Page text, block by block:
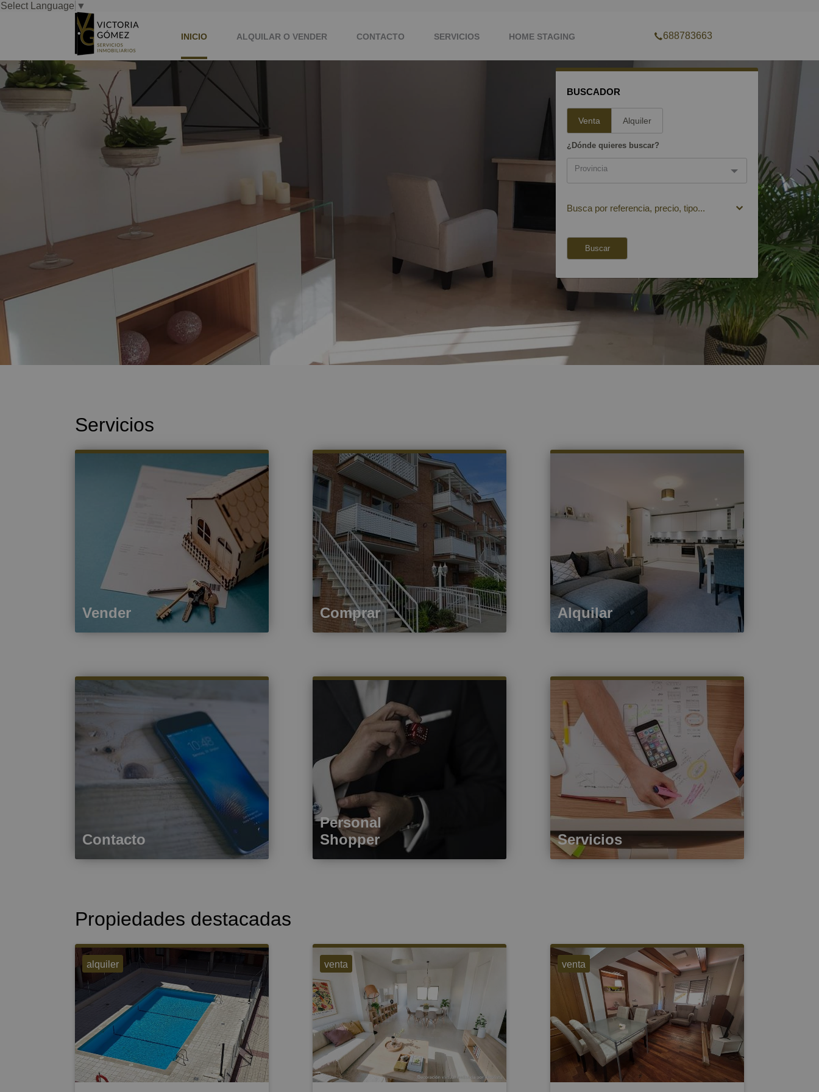
Select Language ▼
INICIO ALQUILAR O VENDER CONTACTO SERVICIOS HOME STAGING 688783663
BUSCADOR
Venta Alquiler
¿Dónde quieres buscar?
Provincia
Salamanca
Zamora
Busca por referencia, precio, tipo...
Buscar
Servicios
Vender Comprar Alquilar
Contacto
Personal
Shopper
Servicios
Propiedades destacadas
alquiler venta venta